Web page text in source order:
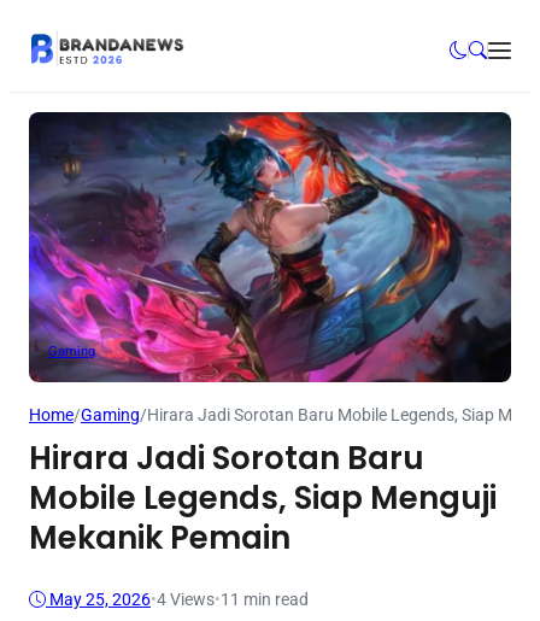
Gaming
Home/Gaming/Hirara Jadi Sorotan Baru Mobile Legends, Siap
Hirara Jadi Sorotan Baru
Mobile Legends, Siap Menguji
Mekanik Pemain
May 25, 2026•4Views•11 min read